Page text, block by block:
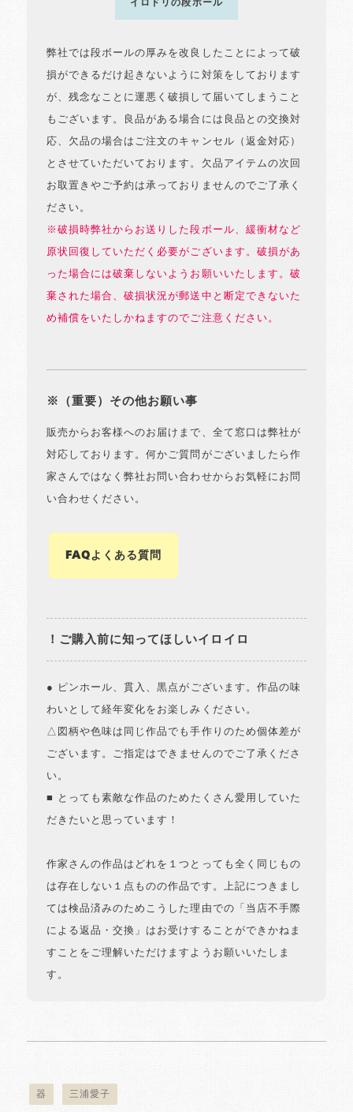
イロドリの段ボール
弊社では段ボールの厚みを改良したことによって破
損ができるだけ起きないように対策をしております
が、残念なことに運悪く破損して届いてしまうこと
もございます。良品がある場合には良品との交換対
応、欠品の場合はご注文のキャンセル（返金対応）
とさせていただいております。欠品アイテムの次回
お取置きやご予約は承っておりませんのでご了承く
ださい。
※破損時弊社からお送りした段ボール、緩衝材など
原状回復していただく必要がございます。破損があ
った場合には破棄しないようお願いいたします。破
棄された場合、破損状況が郵送中と断定できないた
め補償をいたしかねますのでご注意ください。
※（重要）その他お願い事
販売からお客様へのお届けまで、全て窓口は弊社が
対応しております。何かご質問がございましたら作
家さんではなく弊社お問い合わせからお気軽にお問
い合わせください。
FAQよくある質問
！ご購入前に知ってほしいイロイロ
● ピンホール、貫入、黒点がございます。作品の味
わいとして経年変化をお楽しみください。
△図柄や色味は同じ作品でも手作りのため個体差が
ございます。ご指定はできませんのでご了承くださ
い。
■ とっても素敵な作品のためたくさん愛用していた
だきたいと思っています！
作家さんの作品はどれを１つとっても全く同じもの
は存在しない１点ものの作品です。上記につきまし
ては検品済みのためこうした理由での「当店不手際
による返品・交換」はお受けすることができかねま
すことをご理解いただけますようお願いいたしま
す。
器 三浦愛子